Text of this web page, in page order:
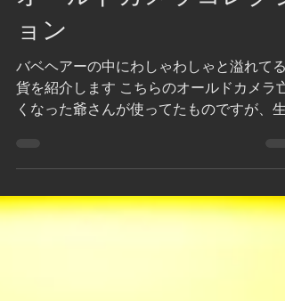
オールドカメラコレクシ
ョン
バベヘアーの中にわしゃわしゃと溢れてる
貨を紹介します こちらのオールドカメラ亡
た いまは見ないスタイルの二眼レフで...